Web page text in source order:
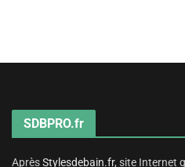
SDBPRO.fr
AprèsStylesdebain.fr, site Internet